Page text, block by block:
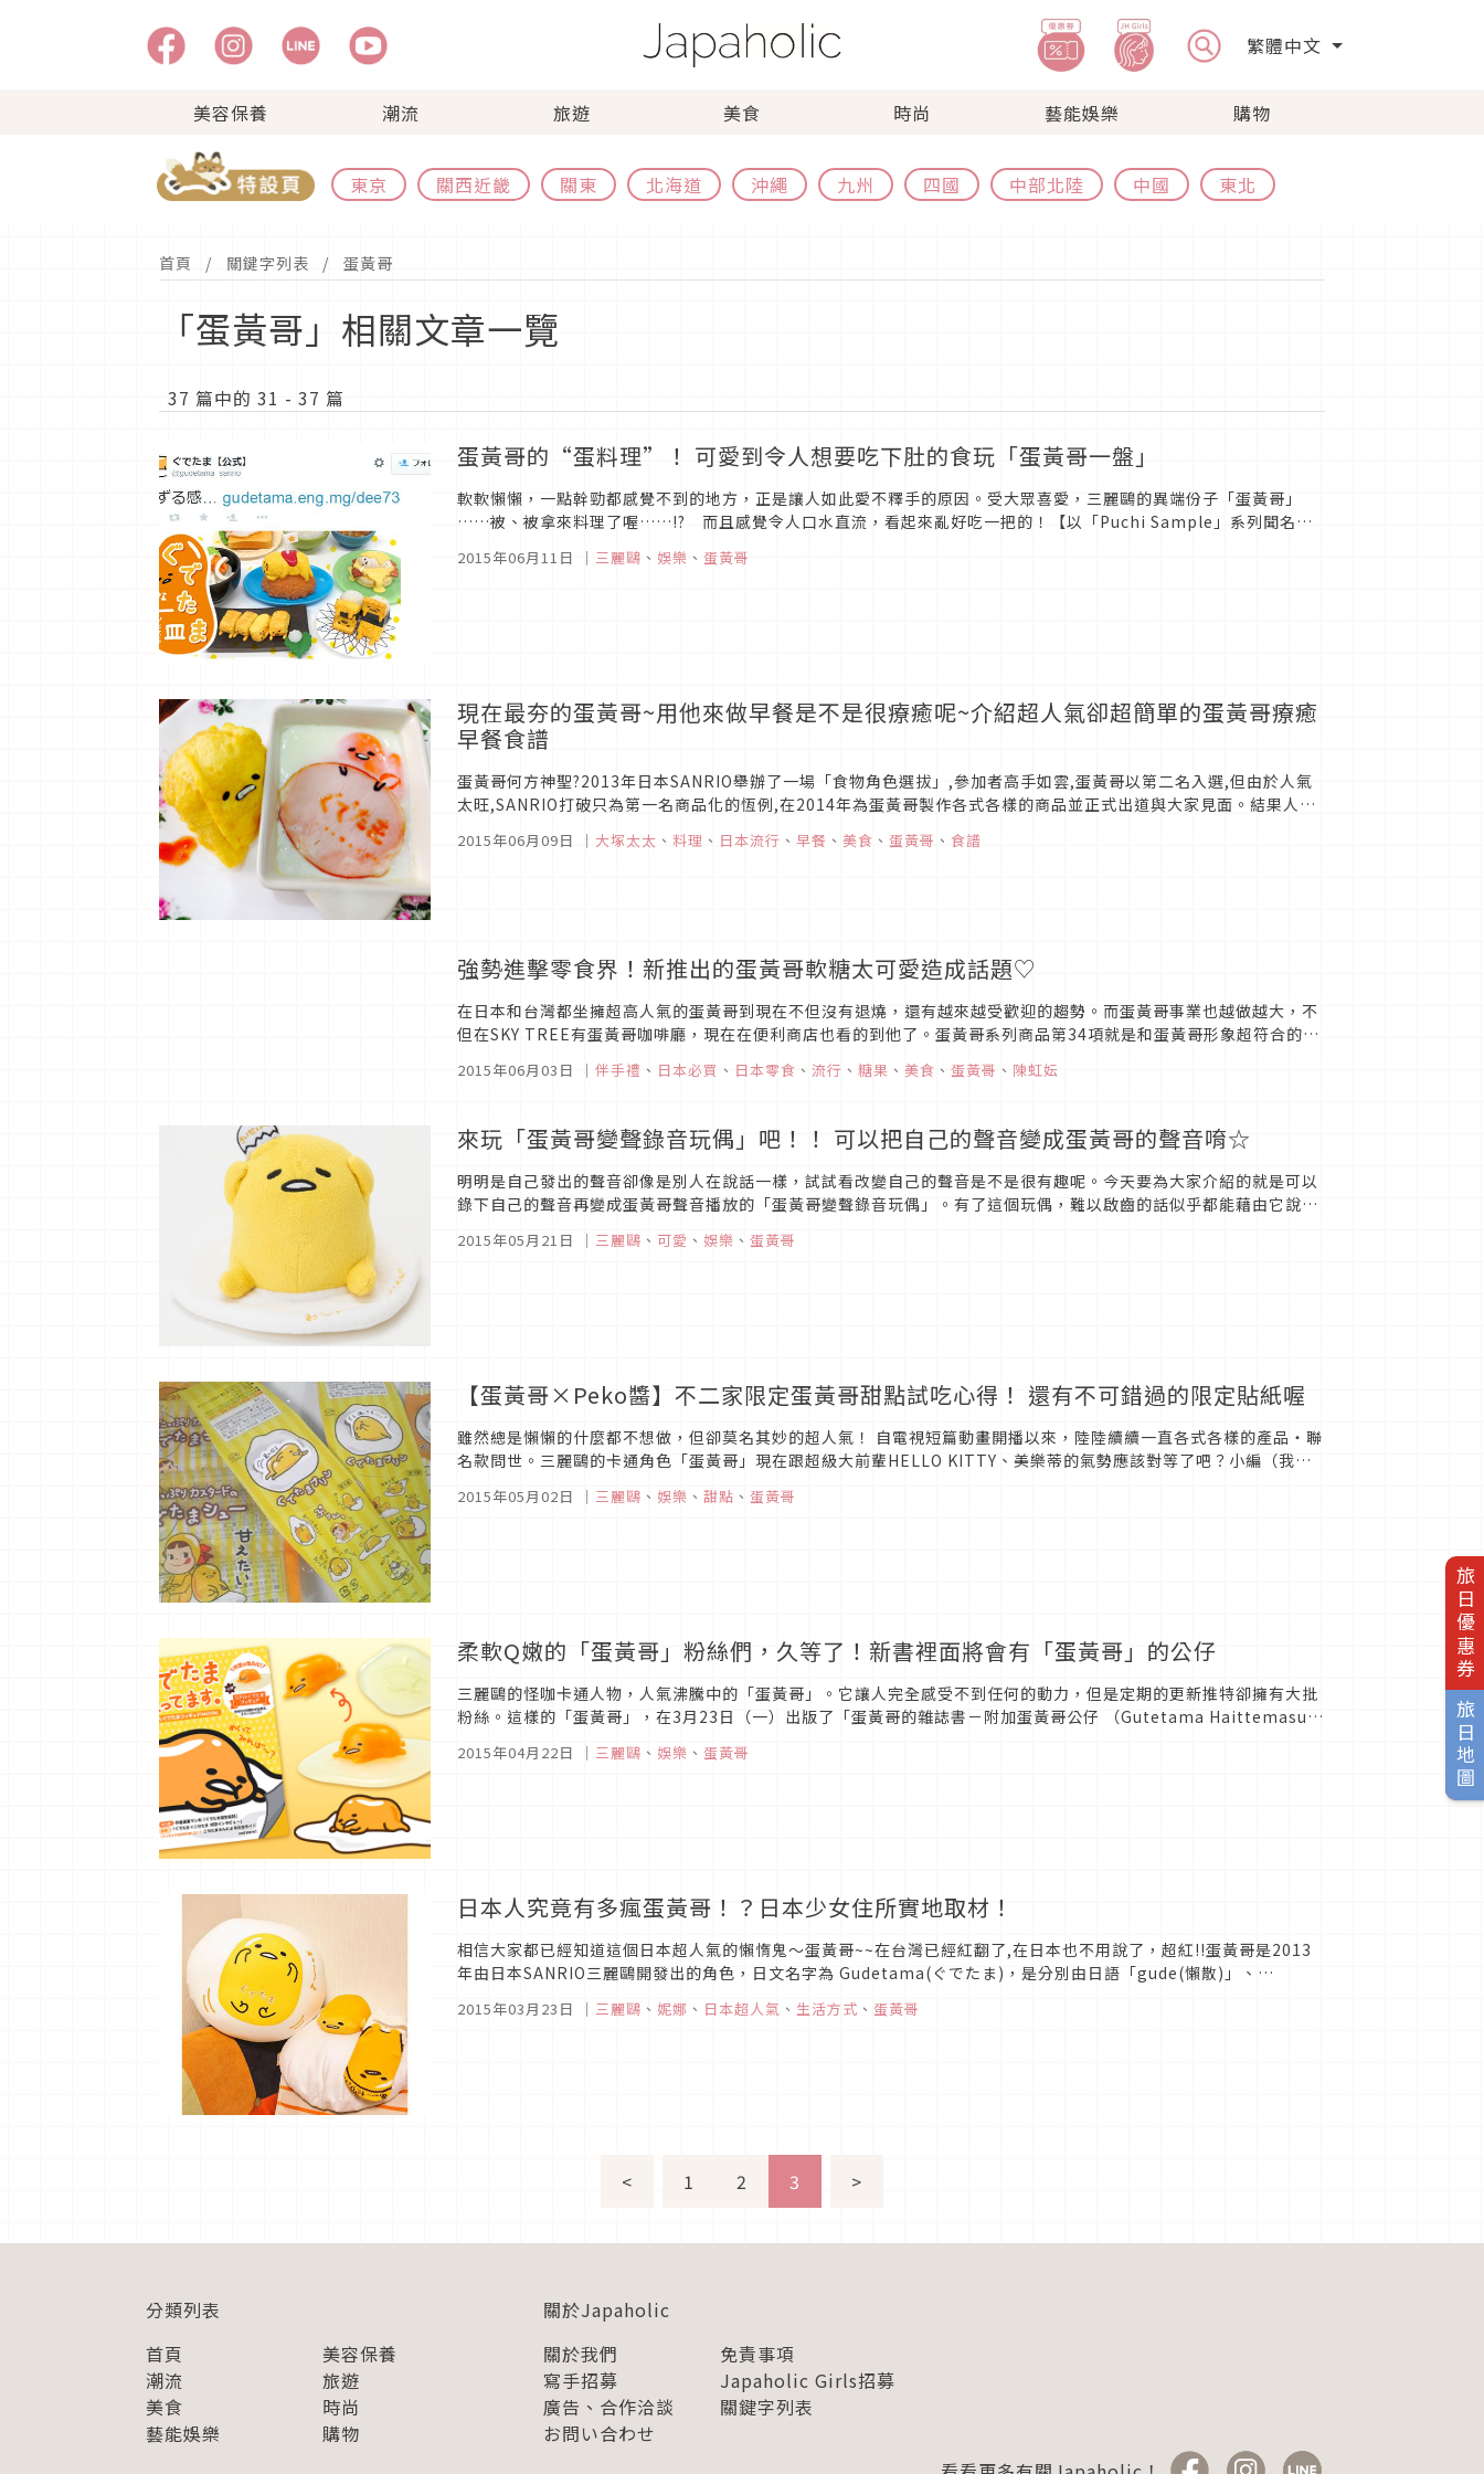
繁體中文
美容保養 潮流 旅遊 美食 時尚 藝能娛樂 購物
東京 關西近畿 關東 北海道 沖繩 九州 四國 中部北陸 中國 東北
旅日優惠券
旅日地圖
首頁 關鍵字列表 蛋黃哥
「蛋黃哥」相關文章一覽
37 篇中的 31 - 37 篇
蛋黃哥的“蛋料理”！ 可愛到令人想要吃下肚的食玩「蛋黃哥一盤」
軟軟懶懶，一點幹勁都感覺不到的地方，正是讓人如此愛不釋手的原因。受大眾喜愛，三麗鷗的異端份子「蛋黃哥」
……被、被拿來料理了喔……!? 而且感覺令人口水直流，看起來亂好吃一把的！【以「Puchi Sample」系列聞名的
2015年06月11日 ｜ 三麗鷗 、 娛樂 、 蛋黃哥
現在最夯的蛋黃哥~用他來做早餐是不是很療癒呢~介紹超人氣卻超簡單的蛋黃哥療癒
早餐食譜
蛋黃哥何方神聖?2013年日本SANRIO舉辦了一場「食物角色選拔」,參加者高手如雲,蛋黃哥以第二名入選,但由於人氣
太旺,SANRIO打破只為第一名商品化的恆例,在2014年為蛋黃哥製作各式各樣的商品並正式出道與大家見面。結果人氣
2015年06月09日 ｜ 大塚太太 、 料理 、 日本流行 、 早餐 、 美食 、 蛋黃哥 、 食譜
強勢進擊零食界！新推出的蛋黃哥軟糖太可愛造成話題♡
在日本和台灣都坐擁超高人氣的蛋黃哥到現在不但沒有退燒，還有越來越受歡迎的趨勢。而蛋黃哥事業也越做越大，不
但在SKY TREE有蛋黃哥咖啡廳，現在在便利商店也看的到他了。蛋黃哥系列商品第34項就是和蛋黃哥形象超符合的
2015年06月03日 ｜ 伴手禮 、 日本必買 、 日本零食 、 流行 、 糖果 、 美食 、 蛋黃哥 、 陳虹妘
來玩「蛋黃哥變聲錄音玩偶」吧！！ 可以把自己的聲音變成蛋黃哥的聲音唷☆
明明是自己發出的聲音卻像是別人在說話一樣，試試看改變自己的聲音是不是很有趣呢。今天要為大家介紹的就是可以
錄下自己的聲音再變成蛋黃哥聲音播放的「蛋黃哥變聲錄音玩偶」。有了這個玩偶，難以啟齒的話似乎都能藉由它說出
2015年05月21日 ｜ 三麗鷗 、 可愛 、 娛樂 、 蛋黃哥
【蛋黃哥×Peko醬】不二家限定蛋黃哥甜點試吃心得！ 還有不可錯過的限定貼紙喔
雖然總是懶懶的什麼都不想做，但卻莫名其妙的超人氣！ 自電視短篇動畫開播以來，陸陸續續一直各式各樣的產品・聯
名款問世。三麗鷗的卡通角色「蛋黃哥」現在跟超級大前輩HELLO KITTY、美樂蒂的氣勢應該對等了吧？小編（我）
2015年05月02日 ｜ 三麗鷗 、 娛樂 、 甜點 、 蛋黃哥
柔軟Q嫩的「蛋黃哥」粉絲們，久等了！新書裡面將會有「蛋黃哥」的公仔
三麗鷗的怪咖卡通人物，人氣沸騰中的「蛋黃哥」。它讓人完全感受不到任何的動力，但是定期的更新推特卻擁有大批
粉絲。這樣的「蛋黃哥」，在3月23日（一）出版了「蛋黃哥的雜誌書－附加蛋黃哥公仔 （Gutetama Haittemasu.
2015年04月22日 ｜ 三麗鷗 、 娛樂 、 蛋黃哥
日本人究竟有多瘋蛋黃哥！？日本少女住所實地取材！
相信大家都已經知道這個日本超人氣的懶惰鬼～蛋黃哥~~在台灣已經紅翻了,在日本也不用說了，超紅!!蛋黃哥是2013
年由日本SANRIO三麗鷗開發出的角色，日文名字為 Gudetama(ぐでたま)，是分別由日語「gude(懶散)」、
2015年03月23日 ｜ 三麗鷗 、 妮娜 、 日本超人氣 、 生活方式 、 蛋黃哥
< 1 2 3 >
分類列表
首頁
美容保養
潮流
旅遊
美食
時尚
藝能娛樂
購物
關於Japaholic
關於我們
免責事項
寫手招募
Japaholic Girls招募
廣告、合作洽談
關鍵字列表
お問い合わせ